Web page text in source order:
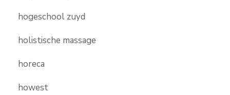
hogeschool zuyd
holistische massage
horeca
howest